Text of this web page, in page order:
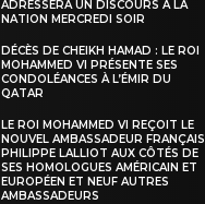
ADRESSERA UN DISCOURS À LA
NATION MERCREDI SOIR
DÉCÈS DE CHEIKH HAMAD : LE ROI
MOHAMMED VI PRÉSENTE SES
CONDOLÉANCES À L’ÉMIR DU
QATAR
LE ROI MOHAMMED VI REÇOIT LE
NOUVEL AMBASSADEUR FRANÇAIS
PHILIPPE LALLIOT AUX CÔTÉS DE
SES HOMOLOGUES AMÉRICAIN ET
EUROPÉEN ET NEUF AUTRES
AMBASSADEURS